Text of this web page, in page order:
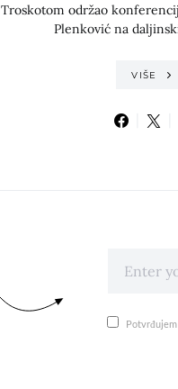
Troskotom održao
Plenković na
VIŠE